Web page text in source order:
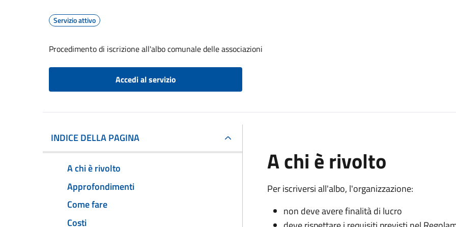
Servizio attivo
Procedimento di iscrizione all'albo comunale delle associazioni
Accedi al servizio
INDICE DELLA PAGINA
A chi è rivolto
Approfondimenti
Come fare
Costi
A chi è rivolto
Per iscriversi all'albo, l'organizzazione:
non deve avere finalità di lucro